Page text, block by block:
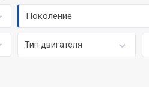
Поколение
Тип двигателя